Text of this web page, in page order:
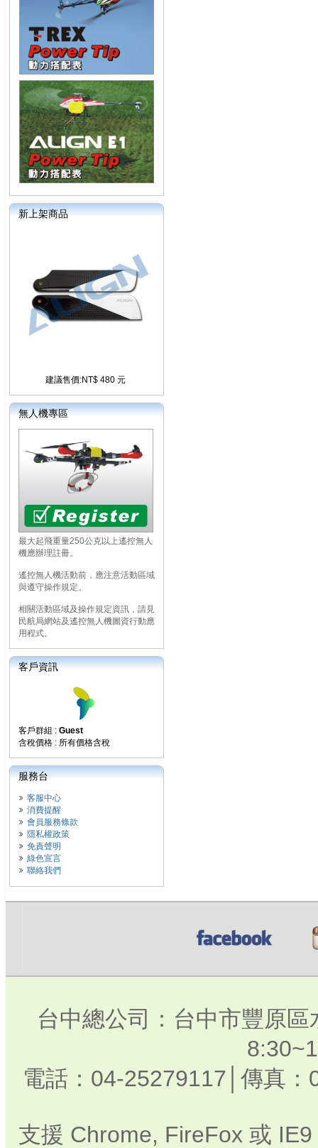
新上架商品
建議售價:NT$ 480 元
無人機專區
最大起飛重量250公克以上遙控無人
機應辦理註冊。
遙控無人機活動前，應注意活動區域
與遵守操作規定。
相關活動區域及操作規定資訊，請見
民航局網站及遙控無人機圖資行動應
用程式。
客戶資訊
客戶群組 : Guest
含稅價格 : 所有價格含稅
服務台
客服中心
消費提醒
會員服務條款
隱私權政策
免責聲明
綠色宣言
聯絡我們
台中總公司：台中市豐原
電話：04-25279117│傳真
支援 Chrome, FireFox 或